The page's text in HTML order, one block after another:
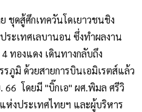
ชุดสู้ศึกเทควันโดเยาวชนชิง
ระเทศเลบานอน ซึ่งทำผลงาน
ทองแดง เดินทางกลับถึง
ภูมิ ด้วยสายการบินเอมิเรตส์แล้ว
66 โดยมี "บิ๊กเอ" ผศ.พิมล ศรีวิ
ห่งประเทศไทยฯ และผู้บริหาร